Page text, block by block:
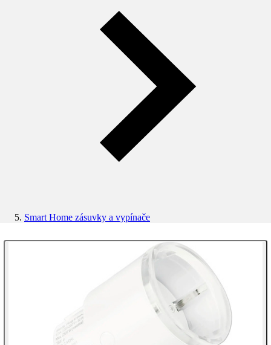
Smart Home zásuvky a vypínače